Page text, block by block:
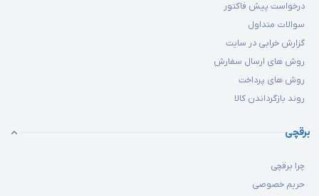
درخواست پیش فاکتور
سوالات متداول
گزارش خرابی در سایت
روش های ارسال سفارش
روش های پرداخت
روند بازگرداندن کالا
برقچی
چرا برقچی
حریم خصوصی